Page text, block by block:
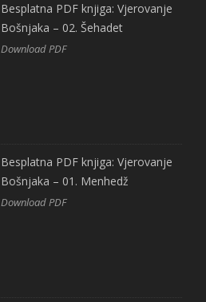
Besplatna PDF knjiga: Vjerovanje
Bošnjaka – 02. Šehadet
Download PDF
Besplatna PDF knjiga: Vjerovanje
Bošnjaka – 01. Menhedž
Download PDF